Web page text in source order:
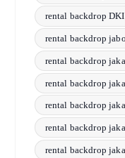
rental backdrop
rental backdrop
rental backdrop
rental backdrop
rental backdrop
rental backdrop
rental backdrop